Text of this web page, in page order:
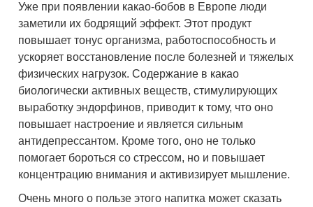
Уже при появлении какао-бобов в Европе люди
заметили их бодрящий эффект. Этот продукт
повышает тонус организма, работоспособность и
ускоряет восстановление после болезней и тяжелых
физических нагрузок. Содержание в какао
биологически активных веществ, стимулирующих
выработку эндорфинов, приводит к тому, что оно
повышает настроение и является сильным
антидепрессантом. Кроме того, оно не только
помогает бороться со стрессом, но и повышает
концентрацию внимания и активизирует мышление.
Очень много о пользе этого напитка может сказать